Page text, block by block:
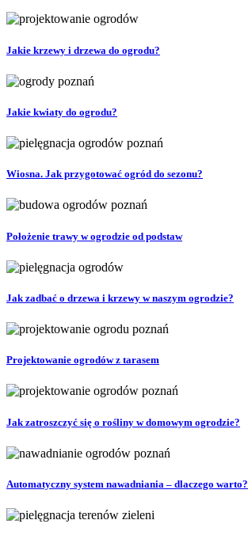
Jakie krzewy i drzewa do ogrodu?
Jakie kwiaty do ogrodu?
Wiosna. Jak przygotować ogród do sezonu?
Położenie trawy w ogrodzie od podstaw
Jak zadbać o drzewa i krzewy w naszym ogrodzie?
Projektowanie ogrodów z tarasem
Jak zatroszczyć się o rośliny w domowym ogrodzie?
Automatyczny system nawadniania – dlaczego warto?